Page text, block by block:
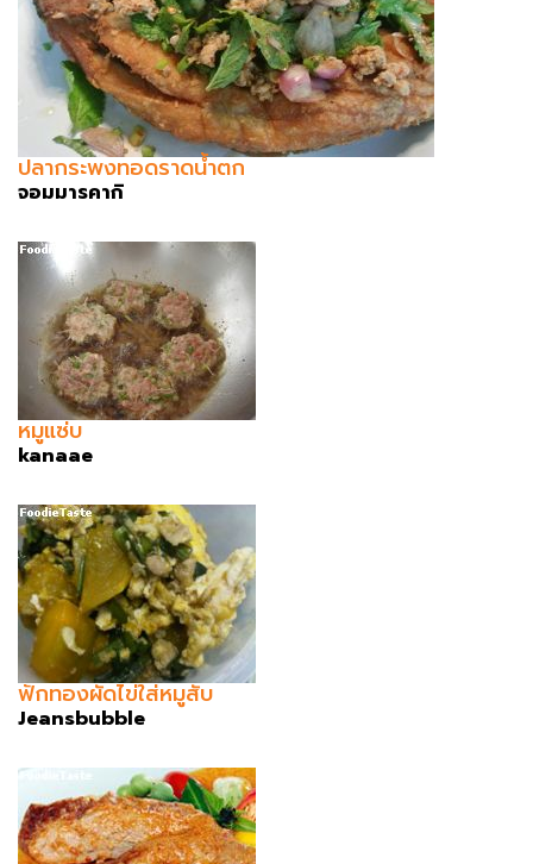
ปลากระพงทอดราดน้ำตก
จอมมารคากิ
หมูแซ่บ
kanaae
ฟักทองผัดไข่ใส่หมูสับ
Jeansbubble